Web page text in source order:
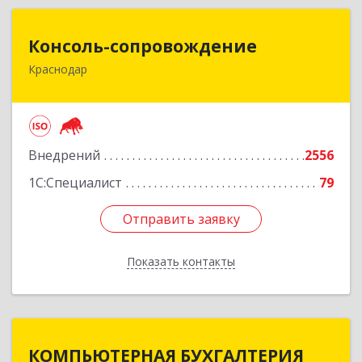
Консоль-сопровождение
Краснодар
Внедрений
2556
1С:Специалист
79
Отправить заявку
Показать контакты
350051, Краснодарский край, Краснодар г,
Отправить заявку
Назад
КОМПЬЮТЕРНАЯ БУХГАЛТЕРИЯ